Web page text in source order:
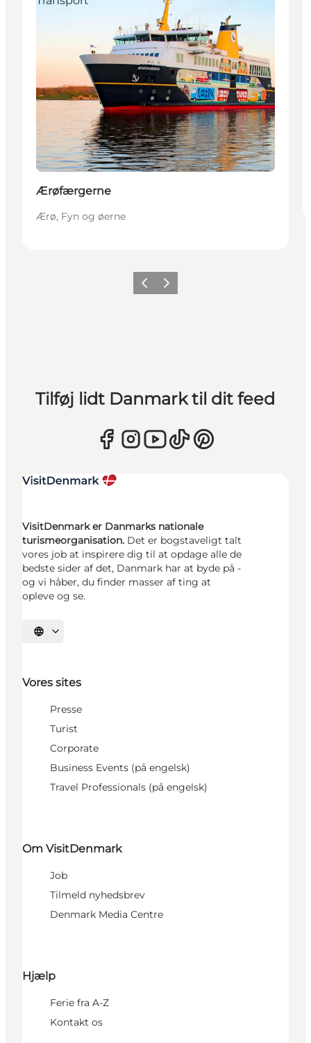
Ærøfærgerne
Ærø, Fyn og øerne
ForrigeNæste
Tilføj lidt Danmark til dit feed
VisitDenmark er Danmarks nationale
turismeorganisation. Det er bogstaveligt talt
vores job at inspirere dig til at opdage alle de
bedste sider af det, Danmark har at byde på -
og vi håber, du finder masser af ting at
opleve og se.
Vælg sprog
Vores sites
Presse
Turist
Corporate
Business Events (på engelsk)
Travel Professionals (på engelsk)
Om VisitDenmark
Job
Tilmeld nyhedsbrev
Denmark Media Centre
Hjælp
Ferie fra A-Z
Kontakt os